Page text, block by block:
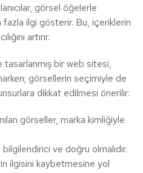
görsel öğelerle
ilgi gösterir. Bu, içeriklerin
artırır.
tasarlanmış bir web sitesi,
görsellerin seçimiyle de
dikkat edilmesi önerilir:
görseller, marka kimliğiyle
ve doğru olmalıdır.
ilgisini kaybetmesine yol